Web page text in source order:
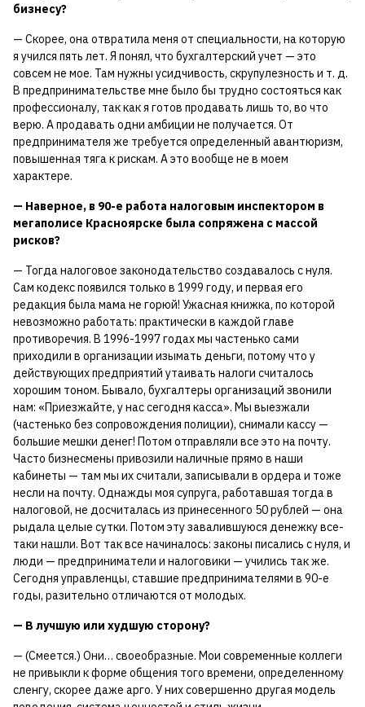
бизнесу?
— Скорее, она отвратила меня от специальности, на которую
я учился пять лет. Я понял, что бухгалтерский учет — это
совсем не мое. Там нужны усидчивость, скрупулезность и т. д.
В предпринимательстве мне было бы трудно состояться как
профессионалу, так как я готов продавать лишь то, во что
верю. А продавать одни амбиции не получается. От
предпринимателя же требуется определенный авантюризм,
повышенная тяга к рискам. А это вообще не в моем
характере.
— Наверное, в 90-е работа налоговым инспектором в
мегаполисе Красноярске была сопряжена с массой
рисков?
— Тогда налоговое законодательство создавалось с нуля.
Сам кодекс появился только в 1999 году, и первая его
редакция была мама не горюй! Ужасная книжка, по которой
невозможно работать: практически в каждой главе
противоречия. В 1996-1997 годах мы частенько сами
приходили в организации изымать деньги, потому что у
действующих предприятий утаивать налоги считалось
хорошим тоном. Бывало, бухгалтеры организаций звонили
нам: «Приезжайте, у нас сегодня касса». Мы выезжали
(частенько без сопровождения полиции), снимали кассу —
большие мешки денег! Потом отправляли все это на почту.
Часто бизнесмены привозили наличные прямо в наши
кабинеты — там мы их считали, записывали в ордера и тоже
несли на почту. Однажды моя супруга, работавшая тогда в
налоговой, не досчиталась из принесенного 50 рублей — она
рыдала целые сутки. Потом эту завалившуюся денежку все-
таки нашли. Вот так все начиналось: законы писались с нуля, и
люди — предприниматели и налоговики — учились так же.
Сегодня управленцы, ставшие предпринимателями в 90-е
годы, разительно отличаются от молодых.
— В лучшую или худшую сторону?
— (Смеется.) Они… своеобразные. Мои современные коллеги
не привыкли к форме общения того времени, определенному
сленгу, скорее даже арго. У них совершенно другая модель